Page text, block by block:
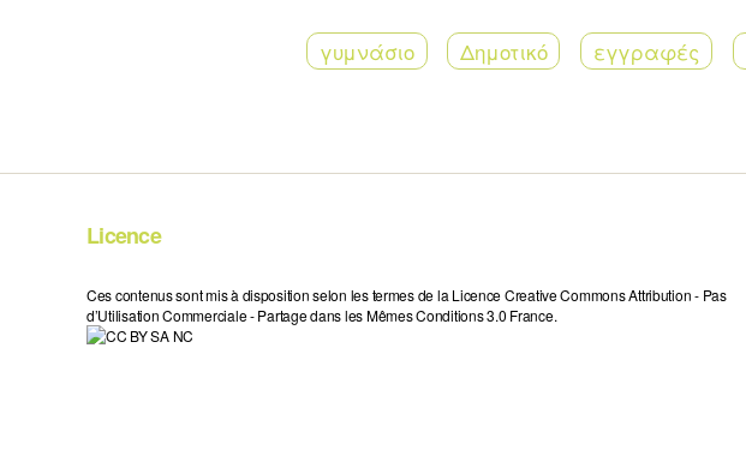
γυμνάσιο Δημοτικό εγγραφές
Licence
Ces contenus sont mis à disposition selon les termes de la Licence Creative Commons Attribution - Pas
d’Utilisation Commerciale - Partage dans les Mêmes Conditions 3.0 France.